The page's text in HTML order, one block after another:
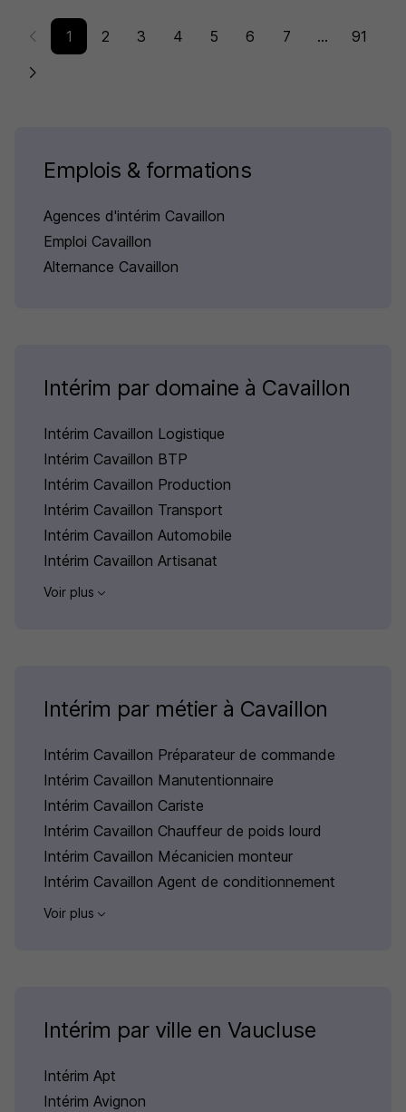
1 2 3 4 5 6 7 ... 91
Emplois & formations
Agences d'intérim Cavaillon
Emploi Cavaillon
Alternance Cavaillon
Intérim par domaine à Cavaillon
Intérim Cavaillon Logistique
Intérim Cavaillon BTP
Intérim Cavaillon Production
Intérim Cavaillon Transport
Intérim Cavaillon Automobile
Intérim Cavaillon Artisanat
Voir plus
Intérim par métier à Cavaillon
Intérim Cavaillon Préparateur de commande
Intérim Cavaillon Manutentionnaire
Intérim Cavaillon Cariste
Intérim Cavaillon Chauffeur de poids lourd
Intérim Cavaillon Mécanicien monteur
Intérim Cavaillon Agent de conditionnement
Voir plus
Intérim par ville en Vaucluse
Intérim Apt
Intérim Avignon